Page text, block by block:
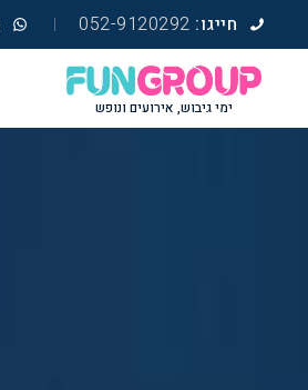
חייגו: 052-9120292
ימי גיבוש, אירועים ונופש